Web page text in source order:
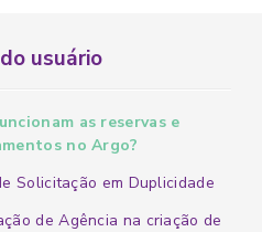
usuário
as reservas e
no Argo?
Solicitação em Duplicidade
de Agência na criação de